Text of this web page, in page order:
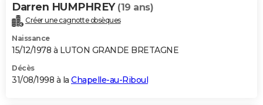
Darren HUMPHREY (19 ans)
Créer une cagnotte obsèques
Naissance
15/12/1978 à LUTON GRANDE BRETAGNE
Décès
31/08/1998 à la Chapelle-au-Riboul